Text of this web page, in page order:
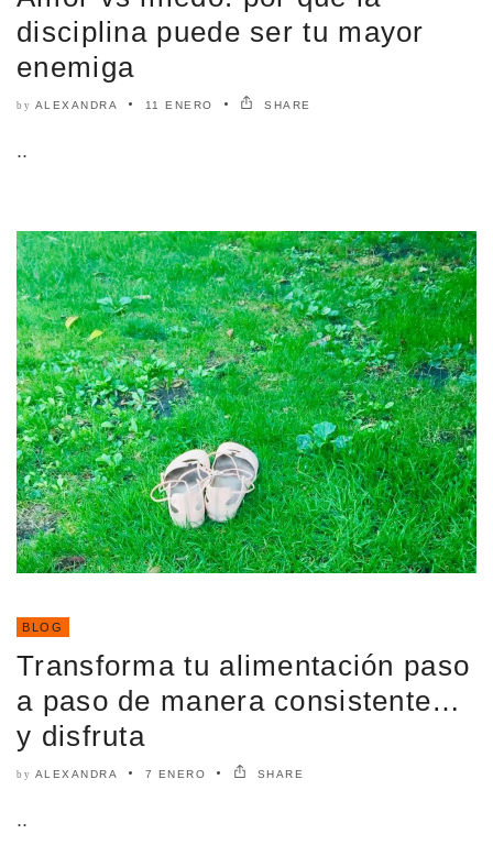
disciplina puede ser tu mayor
enemiga
by ALEXANDRA 11 ENERO SHARE
..
BLOG
Transforma tu alimentación paso
a paso de manera consistente…
y disfruta
by ALEXANDRA 7 ENERO SHARE
..